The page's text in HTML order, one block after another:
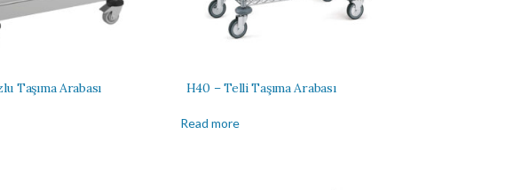
Taşıma Arabası H40 – Telli Taşıma Arabası
Read more